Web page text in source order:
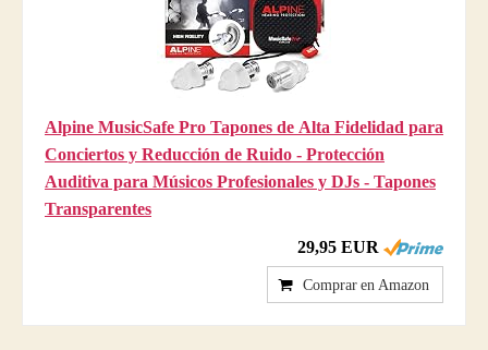
Alpine MusicSafe Pro Tapones de Alta Fidelidad para
Conciertos y Reducción de Ruido - Protección
Auditiva para Músicos Profesionales y DJs - Tapones
Transparentes
29,95 EUR
Comprar en Amazon